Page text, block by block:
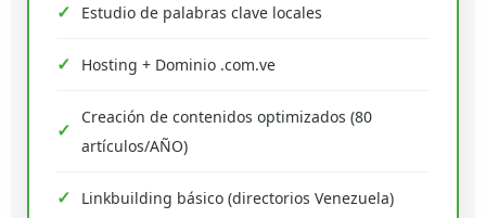
Estudio de palabras clave locales
Hosting + Dominio .com.ve
Creación de contenidos optimizados (80
artículos/AÑO)
Linkbuilding básico (directorios Venezuela)